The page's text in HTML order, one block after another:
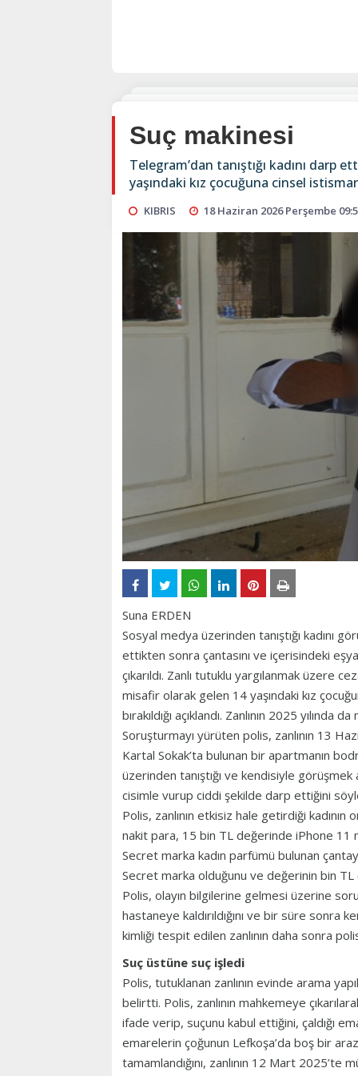
Suç makinesi
Telegram’dan tanıştığı kadını darp
yaşındaki kız çocuğuna cinsel
KIBRIS 18 Haziran 2026 Perşembe
Suna ERDEN
Sosyal medya üzerinden tanıştığı kadını
ettikten sonra çantasını ve içerisindeki
çıkarıldı. Zanlı tutuklu yargılanmak üzere
misafir olarak gelen 14 yaşındaki kız
bırakıldığı açıklandı. Zanlının 2025
Soruşturmayı yürüten polis, zanlının 13
Kartal Sokak’ta bulunan bir apartmanın
üzerinden tanıştığı ve kendisiyle
cisimle vurup ciddi şekilde darp ettiğini
Polis, zanlının etkisiz hale getirdiği
nakit para, 15 bin TL değerinde iPhone 11
Secret marka kadın parfümü bulunan çantayı
Secret marka olduğunu ve değerinin bin
Polis, olayın bilgilerine gelmesi üzerine
hastaneye kaldırıldığını ve bir süre
kimliği tespit edilen zanlının daha sonra
Suç üstüne suç işledi
Polis, tutuklanan zanlının evinde arama
belirtti. Polis, zanlının mahkemeye
ifade verip, suçunu kabul ettiğini, çaldığı
emarelerin çoğunun Lefkoşa’da boş bir
tamamlandığını, zanlının 12 Mart 2025’te